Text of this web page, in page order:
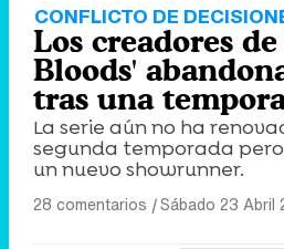
CONFLICTO DE
Los creadores
Bloods'
tras una
La serie aún no ha
segunda temporada
un nuevo showrunner.
28 comentarios |Sábado 23 Abril